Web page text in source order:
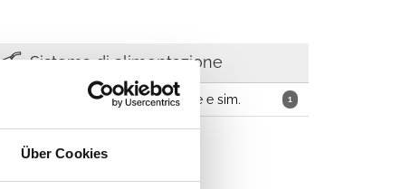
Über Cookies
Sistema di alimentazione
1
Pompe benzina, sistemi di iniezione e sim.